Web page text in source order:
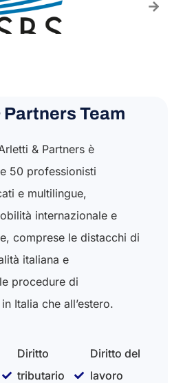
Team
& Partners è
50 professionisti
e multilingue,
internazionale e
comprese le distacchi di
italiana e
procedure di
Italia che all’estero.
Diritto
tributario
Diritto del
lavoro